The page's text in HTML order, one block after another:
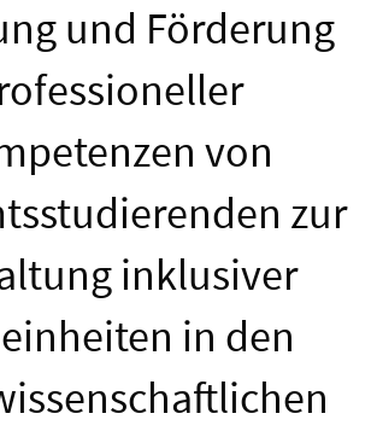
und Förderung
von
zur
inklusiver
in den